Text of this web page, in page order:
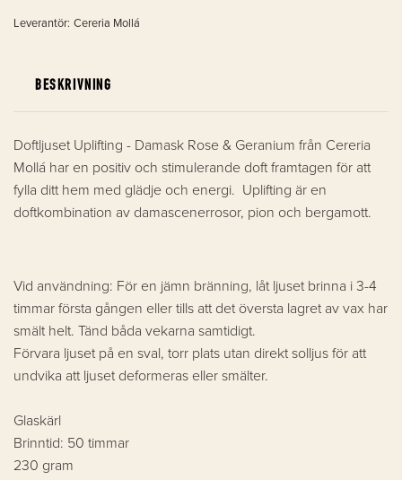
Leverantör: Cereria Mollá
BESKRIVNING
Doftljuset Uplifting - Damask Rose & Geranium från Cereria
Mollá har en positiv och stimulerande doft framtagen för att
fylla ditt hem med glädje och energi. Uplifting är en
doftkombination av damascenerrosor, pion och bergamott.
Vid användning: För en jämn bränning, låt ljuset brinna i 3-4
timmar första gången eller tills att det översta lagret av vax har
smält helt. Tänd båda vekarna samtidigt.
Förvara ljuset på en sval, torr plats utan direkt solljus för att
undvika att ljuset deformeras eller smälter.
Glaskärl
Brinntid: 50 timmar
230 gram